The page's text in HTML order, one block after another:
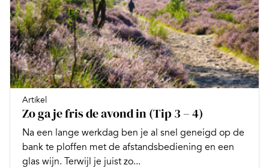
Artikel
Zo ga je fris de avond in (Tip 3 – 4)
Na een lange werkdag ben je al snel geneigd op de
bank te ploffen met de afstandsbediening en een
glas wijn. Terwijl je juist zo...